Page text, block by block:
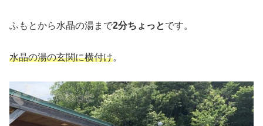
ふもとから水晶の湯まで2分ちょっとです。
水晶の湯の玄関に横付け。